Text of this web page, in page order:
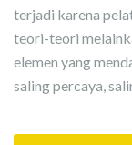
terjadi karena
teori-teori
elemen yang
saling percaya,